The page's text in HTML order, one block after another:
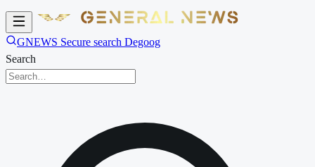
GNEWS Secure search Degoog
Search